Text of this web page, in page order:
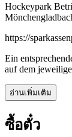
Hockeypark
https://
Ein
auf dem
อ่านเพิ่มเติม
ซื้อตั๋ว